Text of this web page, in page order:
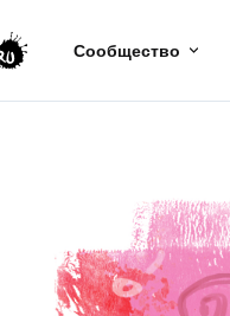
Сообщество